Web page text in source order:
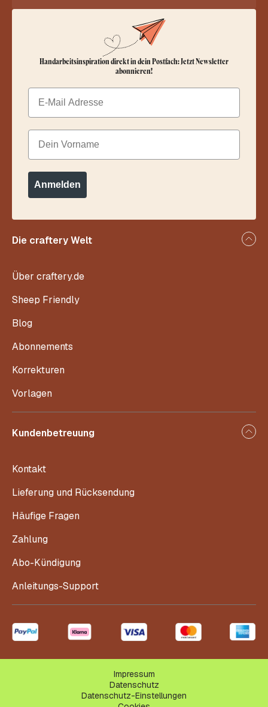
Die craftery Welt
Über craftery.de
Sheep Friendly
Blog
Abonnements
Korrekturen
Vorlagen
Kundenbetreuung
Kontakt
Lieferung und Rücksendung
Häufige Fragen
Zahlung
Abo-Kündigung
Anleitungs-Support
Handarbeitsinspiration direkt in dein Postfach: Jetzt Newsletter
abonnieren!
Email
Dein Vorname
Anmelden
Impressum
Datenschutz
Datenschutz-Einstellungen